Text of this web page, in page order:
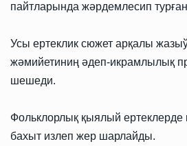
пайтларында жәрдемлесип
Усы ертеклик сюжет арқалы
жәмийетиниң әдеп-икрамлылық
шешеди.
Фольклорлық қыялый ертеклерде
бахыт излеп жер шарлайды.